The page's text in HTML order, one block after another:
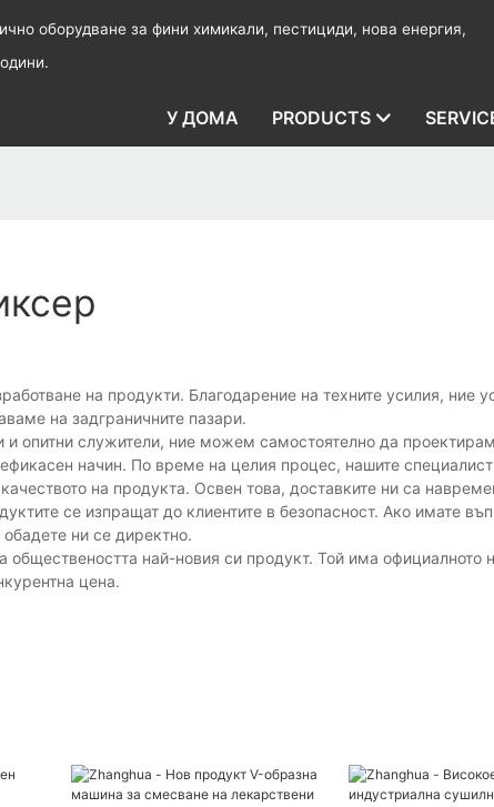
оборудване за фини химикали, пестициди, нова енергия,
У ДОМА PRODUCTS
на продукти. Благодарение на техните усилия, ние
на задграничните пазари.
и опитни служители, ние можем самостоятелно да
начин. По време на целия процес, нашите
на продукта. Освен това, доставките ни са
се изпращат до клиентите в безопасност. Ако имате
ни се директно.
най-новия си продукт. Той има официалното
цена.